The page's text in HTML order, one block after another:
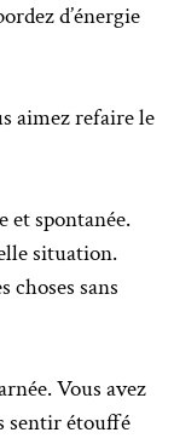
d’énergie
aimez refaire le
et spontanée.
situation.
choses sans
Vous avez
sentir étouffé